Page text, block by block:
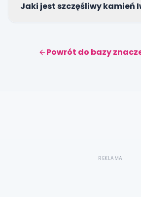
Iwcia oraz Iwusia.
Jaki jest szczęśliwy kamień
dodający jej optymizmu i odwagi.
Powrót do bazy
REKLAMA